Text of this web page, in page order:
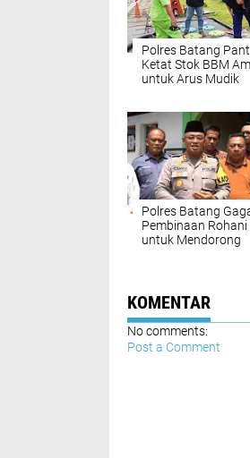
Polres Batang
Ketat Stok BBM
untuk Arus Mudik
Polres Batang
Pembinaan Rohani
untuk Mendorong
KOMENTAR
No comments:
Post a Comment